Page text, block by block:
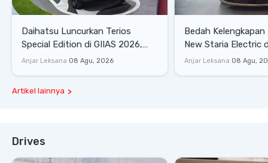
Daihatsu Luncurkan Terios
Special Edition di GIIAS 2026,
Stok Terbatas
Anjar Leksana 08 Agu, 2026
Bedah
New Staria Electric
yang Dikenalkan di
Anjar Leksana 08 Agu,
Artikel lainnya
Drives